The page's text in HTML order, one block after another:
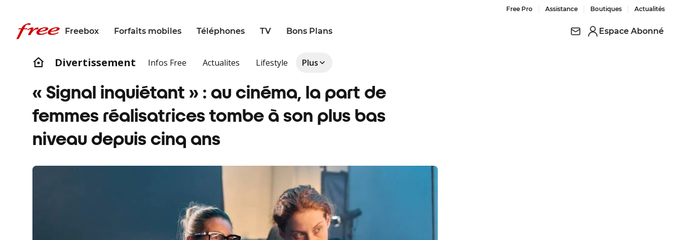
Free Pro Assistance Boutiques Actualités
Freebox Forfaits mobiles Téléphones TV Bons Plans Espace Abonné
Divertissement Infos Free Actualites Lifestyle Plus
« Signal inquiétant » : au cinéma, la part de
femmes réalisatrices tombe à son plus bas
niveau depuis cinq ans